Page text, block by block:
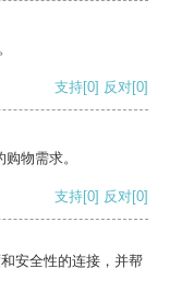
支持[0] 反对[0]
物需求。
支持[0] 反对[0]
安全性的连接，并帮